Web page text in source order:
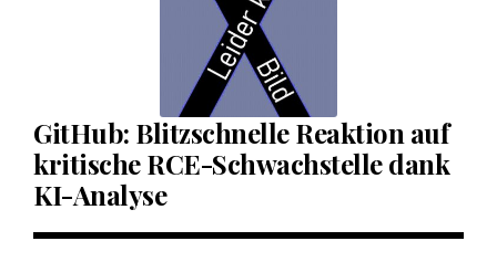
GitHub: Blitzschnelle Reaktion auf
kritische RCE-Schwachstelle dank
KI-Analyse